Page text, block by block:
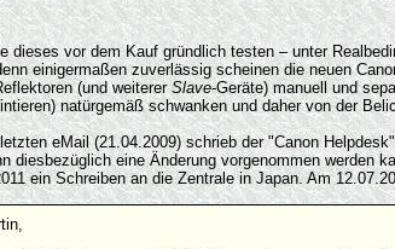
vor dem Kauf gründlich testen – unter
einigermaßen zuverlässig scheinen die neuen
(und weitererSlave-Geräte) manuell und
natürgemäß schwanken und daher von der
eMail (21.04.2009) schrieb der "Canon
eine Änderung vorgenommen werden
ein Schreiben an die Zentrale in Japan. Am